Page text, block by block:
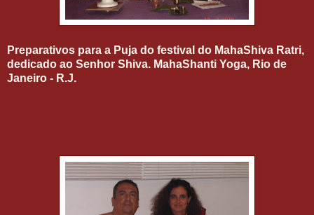
Preparativos para a Puja do festival do MahaShiva Ratri,
dedicado ao Senhor Shiva. MahaShanti Yoga, Rio de
Janeiro - R.J.